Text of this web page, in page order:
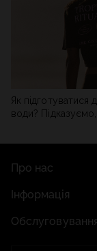
Як підготуватися
води?
Про нас
Інформація
Обслуговування